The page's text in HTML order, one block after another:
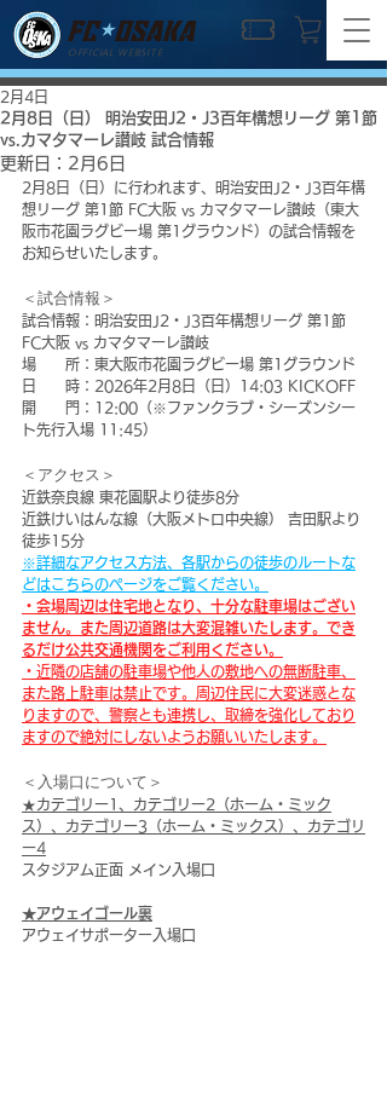
OFFICIAL WEBSITE
2月8日（日） 明治安田J2・J3百年構想リーグ 第1節
vs.カマタマーレ讃岐 試合情報
2月4日
更新日： 2月6日
2月8日（日）に行われます、明治安田J2・J3百年構
想リーグ 第1節 FC大阪 vs カマタマーレ讃岐（東大
阪市花園ラグビー場 第1グラウンド）の試合情報を
お知らせいたします。
＜試合情報＞
試合情報：明治安田J2・J3百年構想リーグ 第1節
FC大阪 vs カマタマーレ讃岐
場　　所：東大阪市花園ラグビー場 第1グラウンド
日　　時：2026年2月8日（日）14:03 KICKOFF
開　　門： 12:00 （※ファンクラブ・シーズンシー
ト先行入場 11:45）
＜アクセス＞
近鉄奈良線 東花園駅より徒歩8分
近鉄けいはんな線（大阪メトロ中央線） 吉田駅より
徒歩15分
※詳細なアクセス方法、各駅からの徒歩のルートな
どはこちらのページをご覧ください。
・会場周辺は住宅地となり、十分な駐車場はござい
ません。また周辺道路は大変混雑いたします。でき
るだけ公共交通機関をご利用ください。
・近隣の店舗の駐車場や他人の敷地への無断駐車、
また路上駐車は禁止です。周辺住民に大変迷惑とな
りますので、警察とも連携し、取締を強化しており
ますので絶対にしないようお願いいたします。
＜入場口について＞
★カテゴリー1、カテゴリー2（ホーム・ミック
ス）、カテゴリー3（ホーム・ミックス）、カテゴリ
ー4
スタジアム正面 メイン入場口
★アウェイゴール裏
アウェイサポーター入場口